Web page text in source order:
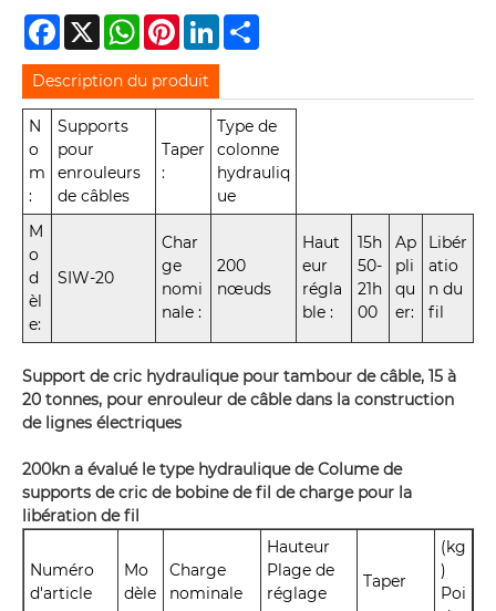
Facebook
X WhatsAppPinterestLinkedIn
Description du produit
N
o
m
:
Supports
pour
enrouleurs
de câbles
Taper
:
Type de
colonne
hydrauliq
ue
M
o
d
èl
e:
SIW-20
Char
ge
nomi
nale :
200
nœuds
Haut
eur
régla
ble :
15h
50-
21h
00
Ap
pli
qu
er:
Libér
atio
n du
fil
Support de cric hydraulique pour tambour de câble, 15 à
20 tonnes, pour enrouleur de câble dans la construction
de lignes électriques
200kn a évalué le type hydraulique de Colume de
supports de cric de bobine de fil de charge pour la
libération de fil
Numéro
d'article
Mo
dèle
Charge
nominale
Hauteur
Plage de
réglage
Taper
(kg
)
Poi